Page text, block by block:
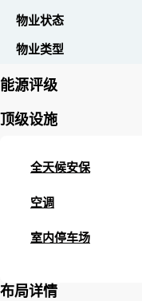
物业状态
物业类型
能源评级
顶级设施
全天候安保
空调
室内停车场
布局详情